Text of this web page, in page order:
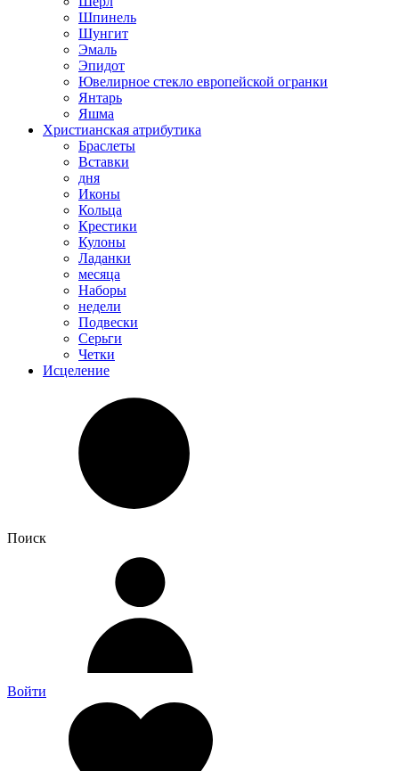
Шпинель
Шунгит
Эмаль
Эпидот
Ювелирное стекло европейской огранки
Янтарь
Яшма
Христианская атрибутика
Браслеты
Вставки
дня
Иконы
Кольца
Крестики
Кулоны
Ладанки
месяца
Наборы
недели
Подвески
Серьги
Четки
Исцеление
Поиск
Войти